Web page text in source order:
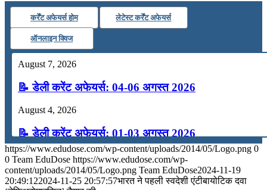
टुडेज जीके
Menu Menu
कर्रेंट अफेयर्स होम लेटेस्ट कर्रेंट अफेयर्स
ऑनलाइन क्विज
August 7, 2026
📝 डेली करेंट अफेयर्स: 04-06 अगस्त 2026
August 4, 2026
📝 डेली करेंट अफेयर्स: 01-03 अगस्त 2026
July 31, 2026
📝 डेली करेंट अफेयर्स: 28-31 जुलाई 2026
https://www.edudose.com/wp-content/uploads/2014/05/Logo.png 0
0 Team EduDose https://www.edudose.com/wp-
content/uploads/2014/05/Logo.png Team EduDose2024-11-19
20:49:122024-11-25 20:57:57भारत ने पहली स्वदेशी एंटीबायोटिक दवा